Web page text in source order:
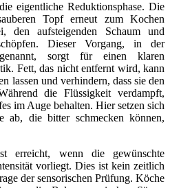
eigentliche Reduktionsphase. Die
Topf erneut zum Kochen
den aufsteigenden Schaum und
Dieser Vorgang, in der
genannt, sorgt für einen klaren
Fett, das nicht entfernt wird, kann
lassen und verhindern, dass sie den
die Flüssigkeit verdampft,
im Auge behalten. Hier setzen sich
ab, die bitter schmecken können,
erreicht, wenn die gewünschte
vorliegt. Dies ist kein zeitlich
der sensorischen Prüfung. Köche